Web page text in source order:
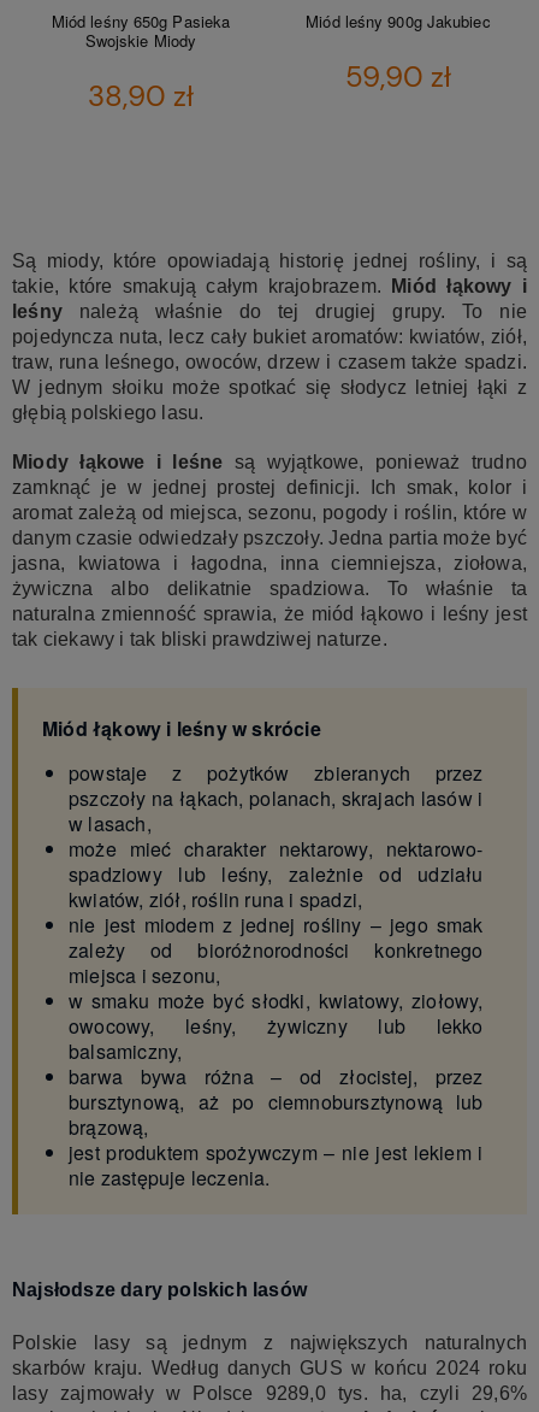
Miód leśny 650g Pasieka
Swojskie Miody
38,90 zł
Miód leśny 900g Jakubiec
59,90 zł
Są miody, które opowiadają historię jednej rośliny, i są
takie, które smakują całym krajobrazem.
Miód łąkowy i
leśny należą właśnie do tej drugiej grupy. To nie
pojedyncza nuta, lecz cały bukiet aromatów: kwiatów, ziół,
traw, runa leśnego, owoców, drzew i czasem także spadzi.
W jednym słoiku może spotkać się słodycz letniej łąki z
głębią polskiego lasu.
Miody łąkowe i leśne są wyjątkowe, ponieważ trudno
zamknąć je w jednej prostej definicji. Ich smak, kolor i
aromat zależą od miejsca, sezonu, pogody i roślin, które w
danym czasie odwiedzały pszczoły. Jedna partia może być
jasna, kwiatowa i łagodna, inna ciemniejsza, ziołowa,
żywiczna albo delikatnie spadziowa. To właśnie ta
naturalna zmienność sprawia, że miód łąkowo i leśny jest
tak ciekawy i tak bliski prawdziwej naturze.
Miód łąkowy i leśny w skrócie
powstaje z pożytków zbieranych przez
pszczoły na łąkach, polanach, skrajach lasów i
w lasach,
może mieć charakter nektarowy, nektarowo-
spadziowy lub leśny, zależnie od udziału
kwiatów, ziół, roślin runa i spadzi,
nie jest miodem z jednej rośliny – jego smak
zależy od bioróżnorodności konkretnego
miejsca i sezonu,
w smaku może być słodki, kwiatowy, ziołowy,
owocowy, leśny, żywiczny lub lekko
balsamiczny,
barwa bywa różna – od złocistej, przez
bursztynową, aż po ciemnobursztynową lub
brązową,
jest produktem spożywczym – nie jest lekiem i
nie zastępuje leczenia.
Najsłodsze dary polskich lasów
Polskie lasy są jednym z największych naturalnych
skarbów kraju. Według danych GUS w końcu 2024 roku
lasy zajmowały w Polsce 9289,0 tys. ha, czyli 29,6%